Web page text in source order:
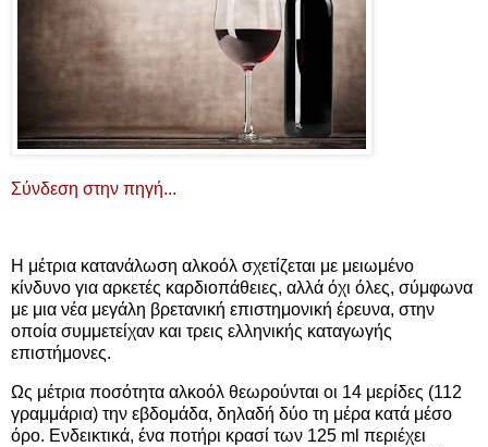
Σύνδεση στην πηγή...
Η μέτρια κατανάλωση αλκοόλ σχετίζεται με μειωμένο
κίνδυνο για αρκετές καρδιοπάθειες, αλλά όχι όλες, σύμφωνα
με μια νέα μεγάλη βρετανική επιστημονική έρευνα, στην
οποία συμμετείχαν και τρεις ελληνικής καταγωγής
επιστήμονες.
Ως μέτρια ποσότητα αλκοόλ θεωρούνται οι 14 μερίδες (112
γραμμάρια) την εβδομάδα, δηλαδή δύο τη μέρα κατά μέσο
όρο. Ενδεικτικά, ένα ποτήρι κρασί των 125 ml περιέχει